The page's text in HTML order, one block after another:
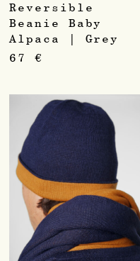
Reversible
Beanie Baby
Alpaca | Grey
67 €